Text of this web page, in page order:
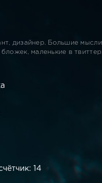
дизайнер. Большие мысли
маленькие в твиттер.
14